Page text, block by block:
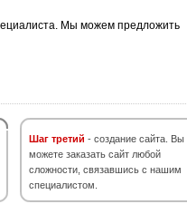
Мы можем предложить
Шаг третий - создание сайта. Вы
можете заказать сайт любой
сложности, связавшись с нашим
специалистом.